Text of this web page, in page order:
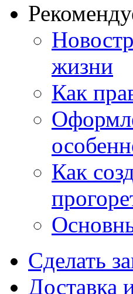
жизни
Как
Как
Сделать
Доставка